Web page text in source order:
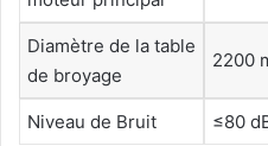
Diamètre de la table
de broyage
2200
Niveau de Bruit ≤80